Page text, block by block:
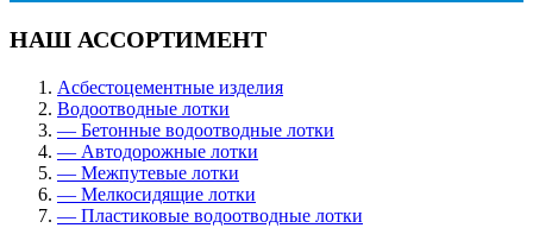
НАШ АССОРТИМЕНТ
Асбестоцементные изделия
Водоотводные лотки
— Бетонные водоотводные лотки
— Автодорожные лотки
— Межпутевые лотки
— Мелкосидящие лотки
— Пластиковые водоотводные лотки